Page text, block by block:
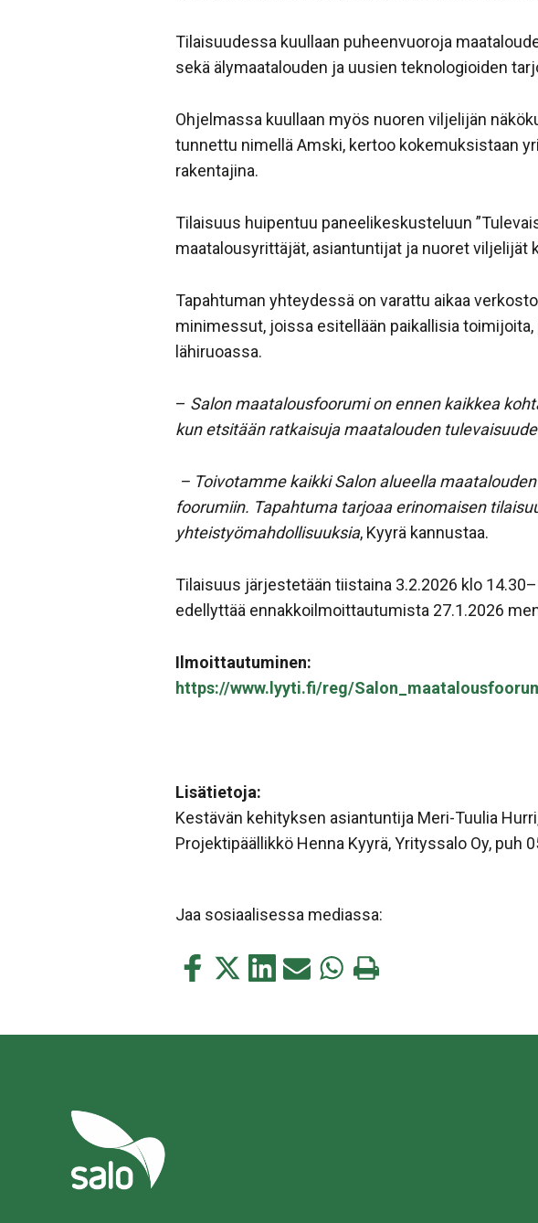
Tilaisuudessa kuullaan puheenvuoroja
sekä älymaatalouden ja uusien teknologioiden
Ohjelmassa kuullaan myös nuoren viljelijän
tunnettu nimellä Amski, kertoo kokemuksistaan
rakentajina.
Tilaisuus huipentuu paneelikeskusteluun
maatalousyrittäjät, asiantuntijat ja nuoret
Tapahtuman yhteydessä on varattu aikaa
minimessut, joissa esitellään paikallisia
lähiruoassa.
– Salon maatalousfoorumi on ennen kaikkea
kun etsitään ratkaisuja maatalouden
– Toivotamme kaikki Salon alueella
foorumiin. Tapahtuma tarjoaa erinomaisen
yhteistyömahdollisuuksia, Kyyrä kannustaa.
Tilaisuus järjestetään tiistaina 3.2.2026 klo
edellyttää ennakkoilmoittautumista 27.1.2026
Ilmoittautuminen:
https://www.lyyti.fi/reg/
Lisätietoja:
Kestävän kehityksen asiantuntija Meri-Tuulia
Projektipäällikkö Henna Kyyrä, Yrityssalo Oy, puh
Jaa sosiaalisessa mediassa:
Jaa
Jaa
Jaa Jaa Jaa Tulosta